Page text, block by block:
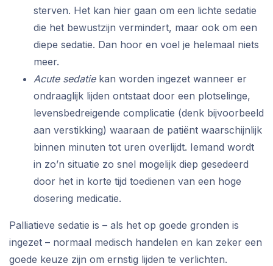
sterven. Het kan hier gaan om een lichte sedatie
die het bewustzijn vermindert, maar ook om een
diepe sedatie. Dan hoor en voel je helemaal niets
meer.
Acute sedatiekan worden ingezet wanneer er
ondraaglijk lijden ontstaat door een plotselinge,
levensbedreigende complicatie (denk bijvoorbeeld
aan verstikking) waaraan de patiënt waarschijnlijk
binnen minuten tot uren overlijdt. Iemand wordt
in zo’n situatie zo snel mogelijk diep gesedeerd
door het in korte tijd toedienen van een hoge
dosering medicatie.
Palliatieve sedatie is – als het op goede gronden is
ingezet – normaal medisch handelen en kan zeker een
goede keuze zijn om ernstig lijden te verlichten.